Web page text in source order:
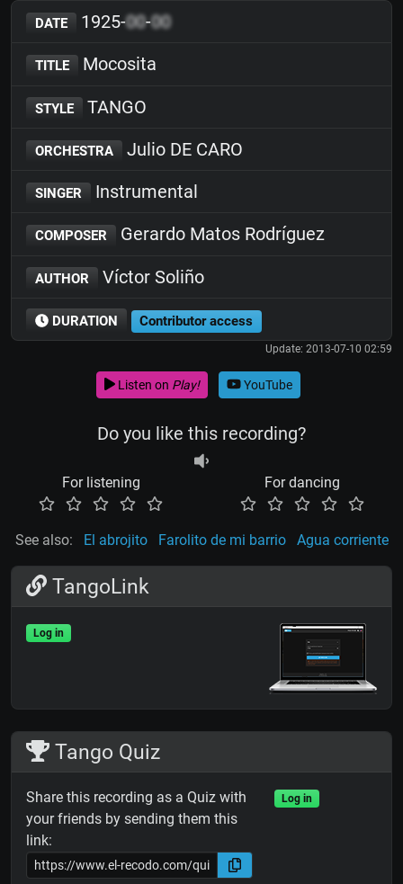
DATE 1925-00-00
TITLE Mocosita
STYLE TANGO
ORCHESTRA Julio DE CARO
SINGER Instrumental
COMPOSER Gerardo Matos Rodríguez
AUTHOR Víctor Soliño
DURATION Contributor access
Update: 2013-07-10 02:59
Listen on Play! YouTube
Do you like this recording?
For listening For dancing
See also: El abrojito Farolito de mi barrio Agua corriente
TangoLink
Log in
Tango Quiz
Share this recording as a Quiz with
your friends by sending them this
link:
Log in